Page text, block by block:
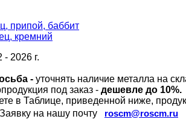
припой, баббит
кремний
2026 г.
- уточнять наличие металла на
под заказ - дешевле до 10%.
в Таблице, приведенной ниже,
на нашу почту
roscm@roscm.ru